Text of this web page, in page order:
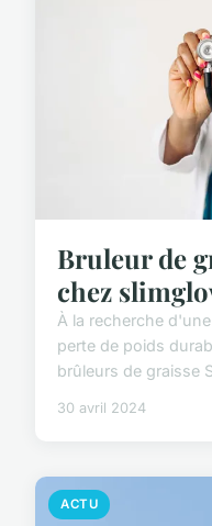
Bruleur de
chez
À la recherche
perte de poids
brûleurs de graisse
30 avril 2024
ACTU